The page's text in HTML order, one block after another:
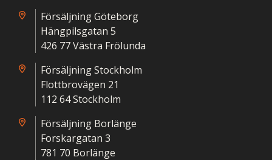
Försäljning Göteborg
Hängpilsgatan 5
426 77 Västra Frölunda
Försäljning Stockholm
Flottbrovägen 21
112 64 Stockholm
Försäljning Borlänge
Forskargatan 3
781 70 Borlänge